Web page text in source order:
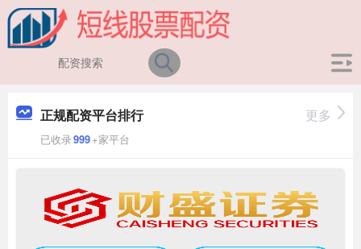
正规配资平台排行
已收录999+家平台
更多